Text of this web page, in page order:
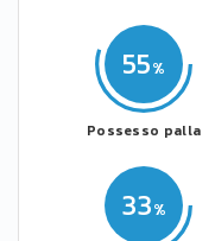
55
Possesso palla
33